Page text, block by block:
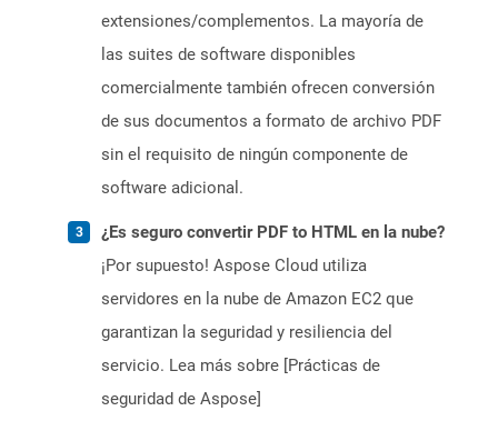
extensiones/complementos. La mayoría de
las suites de software disponibles
comercialmente también ofrecen conversión
de sus documentos a formato de archivo PDF
sin el requisito de ningún componente de
software adicional.
¿Es seguro convertir PDF to HTML en la nube?
¡Por supuesto! Aspose Cloud utiliza
servidores en la nube de Amazon EC2 que
garantizan la seguridad y resiliencia del
servicio. Lea más sobre [Prácticas de
seguridad de Aspose]